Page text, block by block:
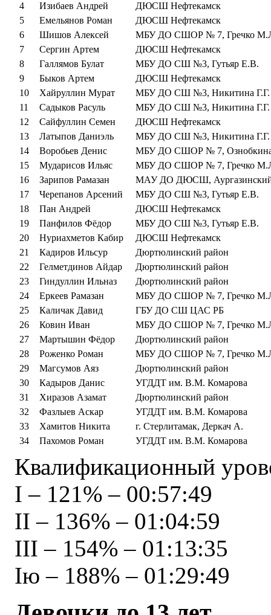
4
Изибаев Андрей
ДЮСШ Нефтекамск
5
Емельянов Роман
ДЮСШ Нефтекамск
6
Шишов Алексей
МБУ ДО СШОР № 7, Гречко
7
Сергин Артем
ДЮСШ Нефтекамск
8
Галлямов Булат
МБУ ДО СШ №3, Гутьяр Е.В.
9
Быков Артем
ДЮСШ Нефтекамск
10
Хайруллин Мурат
МБУ ДО СШ №3, Никитина Г.Г.
11
Садыков Расуль
МБУ ДО СШ №3, Никитина Г.Г.
12
Сайфуллин Семен
ДЮСШ Нефтекамск
13
Латыпов Даниэль
МБУ ДО СШ №3, Никитина Г.Г.
14
Воробьев Денис
МБУ ДО СШОР № 7,
15
Мударисов Ильяс
МБУ ДО СШОР № 7, Гречко
16
Зарипов Рамазан
МАУ ДО ДЮСШ, Аургазинский
17
Черепанов Арсений
МБУ ДО СШ №3, Гутьяр Е.В.
18
Пан Андрей
ДЮСШ Нефтекамск
19
Панфилов Фёдор
МБУ ДО СШ №3, Гутьяр Е.В.
20
Нуриахметов Кабир
ДЮСШ Нефтекамск
21
Кадиров Ильсур
Дюртюлинский район
22
Гелметдинов Айдар
Дюртюлинский район
23
Гиндуллин Ильназ
Дюртюлинский район
24
Еркеев Рамазан
МБУ ДО СШОР № 7, Гречко
25
Каличак Давид
ГБУ ДО СШ ЦАС РБ
26
Ковин Иван
МБУ ДО СШОР № 7, Гречко
27
Мартышин Фёдор
Дюртюлинский район
28
Роженко Роман
МБУ ДО СШОР № 7, Гречко
29
Магсумов Аяз
Дюртюлинский район
30
Кадыров Данис
УГДДТ им. В.М. Комарова
31
Хиразов Азамат
Дюртюлинский район
32
Фазлыев Аскар
УГДДТ им. В.М. Комарова
33
Хамитов Никита
г. Стерлитамак, Деркач А.
34
Пахомов Роман УГДДТ им. В.М. Комарова
Квалификационный
I – 121% – 00:57:49
II – 136% – 01:04:59
III – 154% – 01:13:35
Iю – 188% – 01:29:49